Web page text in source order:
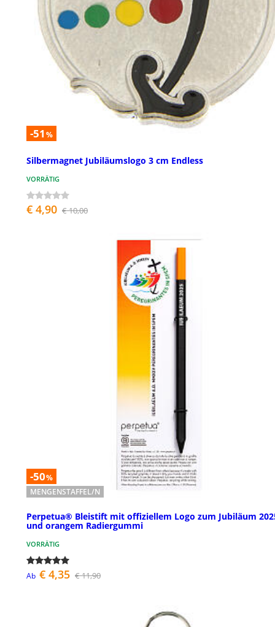
-51 %
Silbermagnet Jubiläumslogo 3 cm Endless
VORRÄTIG
€ 4,90 € 10,00
-50%
MENGENSTAFFEL/N
Perpetua® Bleistift mit offiziellem Logo zum Jubiläum
und orangem Radiergummi
VORRÄTIG
Ab € 4,35 € 11,90